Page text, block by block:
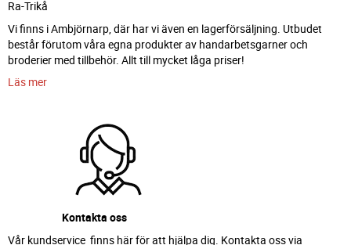
Ra-Trikå
Vi finns i Ambjörnarp, där har vi även en lagerförsäljning. Utbudet
består förutom våra egna produkter av handarbetsgarner och
broderier med tillbehör. Allt till mycket låga priser!
Läs mer
Kontakta oss
Vår kundservice finns här för att hjälpa dig. Kontakta oss via